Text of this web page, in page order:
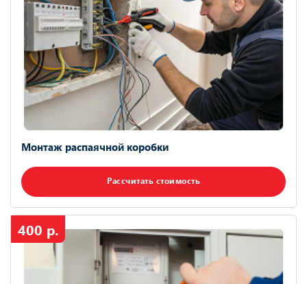
Монтаж распаячной коробки
Рассчитать стоимость
400 р.